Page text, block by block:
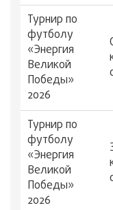
Турнир по
футболу
«Энергия
Великой
Победы»
2026
Турнир по
футболу
«Энергия
Великой
Победы»
2026